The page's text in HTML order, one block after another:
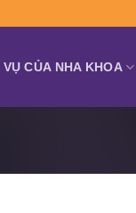
VỤ CỦA NHA KHOA